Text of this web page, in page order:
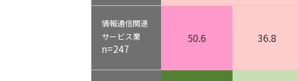
情報通信関連
サービス業
n=247
50.6 36.8